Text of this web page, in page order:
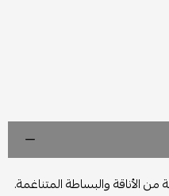
من الأناقة والبساطة المتناغمة.